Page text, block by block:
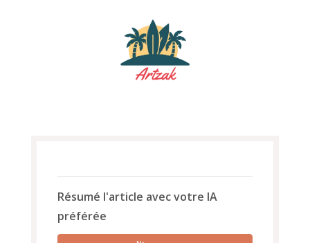
Résumé l'article avec votre IA
préférée